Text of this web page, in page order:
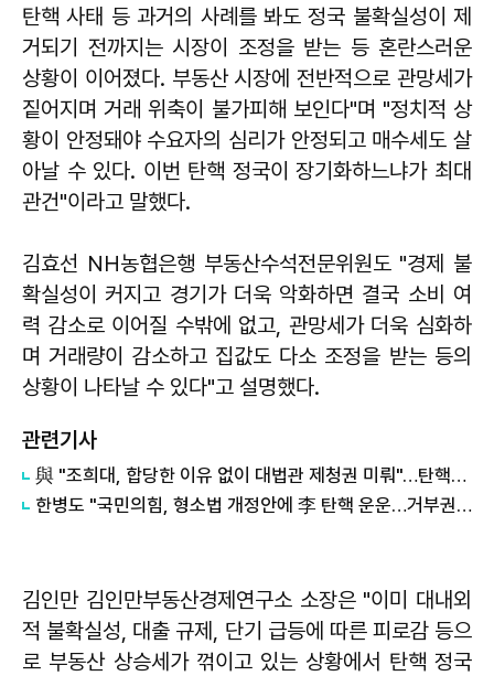
탄핵 사태 등 과거의 사례를 봐도 정국 불확실성이 제
거되기 전까지는 시장이 조정을 받는 등 혼란스러운
상황이 이어졌다. 부동산 시장에 전반적으로 관망세가
짙어지며 거래 위축이 불가피해 보인다"며 "정치적 상
황이 안정돼야 수요자의 심리가 안정되고 매수세도 살
아날 수 있다. 이번 탄핵 정국이 장기화하느냐가 최대
관건"이라고 말했다.
김효선 NH농협은행 부동산수석전문위원도 "경제 불
확실성이 커지고 경기가 더욱 악화하면 결국 소비 여
력 감소로 이어질 수밖에 없고, 관망세가 더욱 심화하
며 거래량이 감소하고 집값도 다소 조정을 받는 등의
상황이 나타날 수 있다"고 설명했다.
관련기사
與 "조희대, 합당한 이유 없이 대법관 제청권 미뤄"…탄핵은 '신중'
한병도 "국민의힘, 형소법 개정안에 李 탄핵 운운…거부권 행사 겁박"
김인만 김인만부동산경제연구소 소장은 "이미 대내외
적 불확실성, 대출 규제, 단기 급등에 따른 피로감 등으
로 부동산 상승세가 꺾이고 있는 상황에서 탄핵 정국